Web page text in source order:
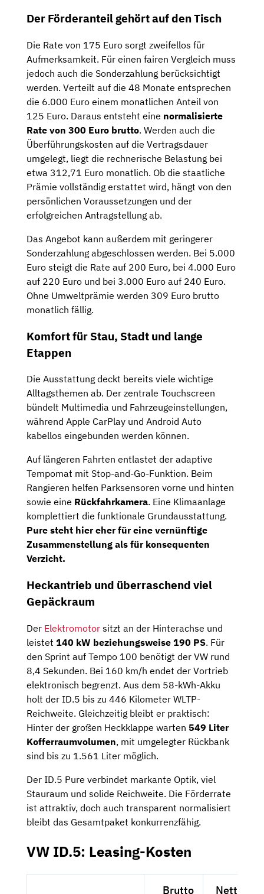
Der Förderanteil gehört auf den Tisch
Die Rate von 175 Euro sorgt zweifellos für
Aufmerksamkeit. Für einen fairen Vergleich muss
jedoch auch die Sonderzahlung berücksichtigt
werden. Verteilt auf die 48 Monate entsprechen
die 6.000 Euro einem monatlichen Anteil von
125 Euro. Daraus entsteht eine normalisierte
Rate von 300 Euro brutto. Werden auch die
Überführungskosten auf die Vertragsdauer
umgelegt, liegt die rechnerische Belastung bei
etwa 312,71 Euro monatlich. Ob die staatliche
Prämie vollständig erstattet wird, hängt von den
persönlichen Voraussetzungen und der
erfolgreichen Antragstellung ab.
Das Angebot kann außerdem mit geringerer
Sonderzahlung abgeschlossen werden. Bei 5.000
Euro steigt die Rate auf 200 Euro, bei 4.000 Euro
auf 220 Euro und bei 3.000 Euro auf 240 Euro.
Ohne Umweltprämie werden 309 Euro brutto
monatlich fällig.
Komfort für Stau, Stadt und lange
Etappen
Die Ausstattung deckt bereits viele wichtige
Alltagsthemen ab. Der zentrale Touchscreen
bündelt Multimedia und Fahrzeugeinstellungen,
während Apple CarPlay und Android Auto
kabellos eingebunden werden können.
Auf längeren Fahrten entlastet der adaptive
Tempomat mit Stop-and-Go-Funktion. Beim
Rangieren helfen Parksensoren vorne und hinten
sowie eine Rückfahrkamera. Eine Klimaanlage
komplettiert die funktionale Grundausstattung.
Pure steht hier eher für eine vernünftige
Zusammenstellung als für konsequenten
Verzicht.
Heckantrieb und überraschend viel
Gepäckraum
Der Elektromotor sitzt an der Hinterachse und
leistet 140 kW beziehungsweise 190 PS. Für
den Sprint auf Tempo 100 benötigt der VW rund
8,4 Sekunden. Bei 160 km/h endet der Vortrieb
elektronisch begrenzt. Aus dem 58-kWh-Akku
holt der ID.5 bis zu 446 Kilometer WLTP-
Reichweite. Gleichzeitig bleibt er praktisch:
Hinter der großen Heckklappe warten 549 Liter
Kofferraumvolumen, mit umgelegter Rückbank
sind bis zu 1.561 Liter möglich.
Der ID.5 Pure verbindet markante Optik, viel
Stauraum und solide Reichweite. Die Förderrate
ist attraktiv, doch auch transparent normalisiert
bleibt das Gesamtpaket konkurrenzfähig.
VW ID.5: Leasing-Kosten
Brutto Netto